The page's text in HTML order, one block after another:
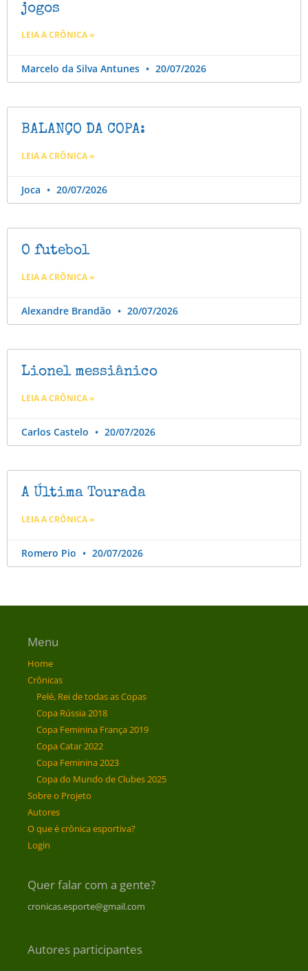
jogos
LEIA A CRÔNICA »
Marcelo da Silva Antunes 20/07/2026
BALANÇO DA COPA:
LEIA A CRÔNICA »
Joca 20/07/2026
O futebol
LEIA A CRÔNICA »
Alexandre Brandão 20/07/2026
Lionel messiânico
LEIA A CRÔNICA »
Carlos Castelo 20/07/2026
A Última Tourada
LEIA A CRÔNICA »
Romero Pio 20/07/2026
Menu
Home
Crônicas
Pelé, Rei de todas as Copas
Copa Rússia 2018
Copa Feminina França 2019
Copa Catar 2022
Copa Feminina 2023
Copa do Mundo de Clubes 2025
Sobre o Projeto
Autores
O que é crônica esportiva?
Login
Quer falar com a gente?
cronicas.esporte@gmail.com
Autores participantes